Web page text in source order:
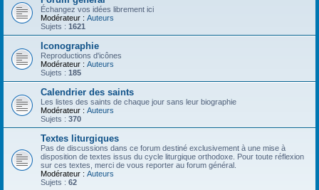
Échangez vos idées librement ici
Modérateur : Auteurs
Sujets : 1621
Iconographie
Reproductions d'icônes
Modérateur : Auteurs
Sujets : 185
Calendrier des saints
Les listes des saints de chaque jour sans leur biographie
Modérateur : Auteurs
Sujets : 370
Textes liturgiques
Pas de discussions dans ce forum destiné exclusivement à une mise à
disposition de textes issus du cycle liturgique orthodoxe. Pour toute réflexion
sur ces textes, merci de vous reporter au forum général.
Modérateur : Auteurs
Sujets : 62